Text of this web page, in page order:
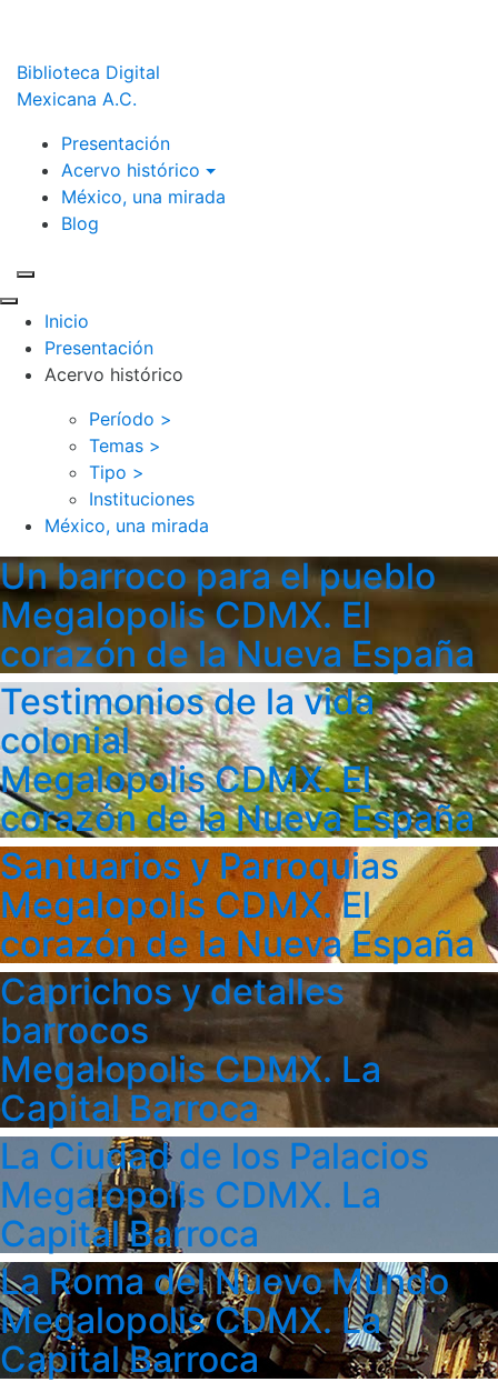
Biblioteca Digital
Mexicana A.C.
Presentación
Acervo histórico
México, una mirada
Blog
Inicio
Presentación
Acervo histórico
Período >
Temas >
Tipo >
Instituciones
México, una mirada
Un barroco para el pueblo
Megalopolis CDMX. El
corazón de la Nueva España
Testimonios de la vida
colonial
Megalopolis CDMX. El
corazón de la Nueva España
Santuarios y Parroquias
Megalopolis CDMX. El
corazón de la Nueva España
Caprichos y detalles
barrocos
Megalopolis CDMX. La
Capital Barroca
La Ciudad de los Palacios
Megalopolis CDMX. La
Capital Barroca
La Roma del Nuevo Mundo
Megalopolis CDMX. La
Capital Barroca